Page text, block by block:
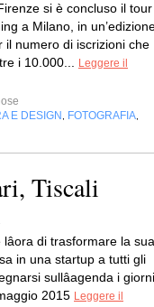
si è concluso il tour
a Milano, in
il numero di iscrizioni che
i 10.000... Leggere il
E DESIGN , FOTOGRAFIA,
Tiscali
di trasformare la sua
in una startup a tutti gli
sullâagenda i giorni
2015 Leggere il